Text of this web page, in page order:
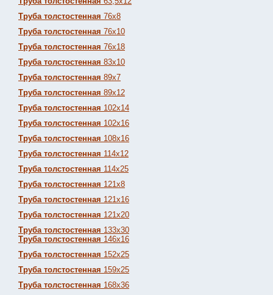
Труба толстостенная 76х8
Труба толстостенная 76х10
Труба толстостенная 76х18
Труба толстостенная 83х10
Труба толстостенная 89х7
Труба толстостенная 89х12
Труба толстостенная 102х14
Труба толстостенная 102х16
Труба толстостенная 108х16
Труба толстостенная 114х12
Труба толстостенная 114х25
Труба толстостенная 121х8
Труба толстостенная 121х16
Труба толстостенная 121х20
Труба толстостенная 133х30
Труба толстостенная 146х16
Труба толстостенная 152х25
Труба толстостенная 159х25
Труба толстостенная 168х36